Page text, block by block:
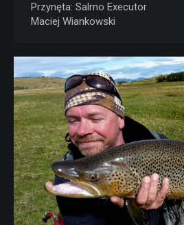
Przynęta: Salmo Executor
Maciej Wiankowski